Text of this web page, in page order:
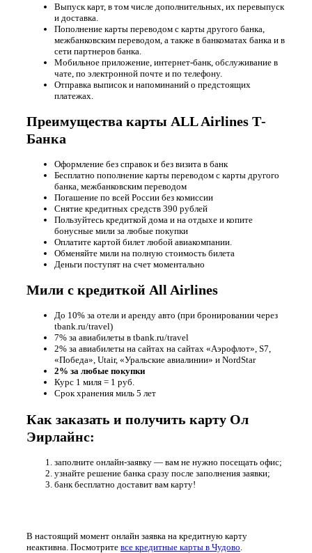
Выпуск карт, в том числе дополнительных, их перевыпуск
и доставка.
Пополнение карты переводом с карты другого банка,
межбанковским переводом, а также в банкоматах банка и в
сети партнеров банка.
Мобильное приложение, интернет-банк, обслуживание в
чате, по электронной почте и по телефону.
Отправка выписок и напоминаний о предстоящих
платежах.
Преимущества карты ALL Airlines Т-
Банка
Оформление без справок и без визита в банк
Бесплатно пополнение карты переводом с карты другого
банка, межбанковским переводом
Погашение по всей России без комиссии
Снятие кредитных средств 390 рублей
Пользуйтесь кредиткой дома и на отдыхе и копите
бонусные мили за любые покупки
Оплатите картой билет любой авиакомпании.
Обменяйте мили на полную стоимость билета
Деньги поступят на счет моментально
Мили с кредиткой All Airlines
До 10% за отели и аренду авто (при бронировании через
tbank.ru/travel)
7% за авиабилеты в tbank.ru/travel
2% за авиабилеты на сайтах на сайтах «Аэрофлот», S7,
«Победа», Utair, «Уральские авиалинии» и NordStar
2% за любые покупки
Курс 1 миля = 1 руб.
Срок хранения миль 5 лет
Как заказать и получить карту Ол
Эирлайнс:
заполните онлайн-заявку — вам не нужно посещать офиc;
узнайте решение банка сразу после заполнения заявки;
банк бесплатно доставит вам карту!
В настоящий момент онлайн заявка на кредитную карту
неактивна. Посмотрите все кредитные карты в Чудово